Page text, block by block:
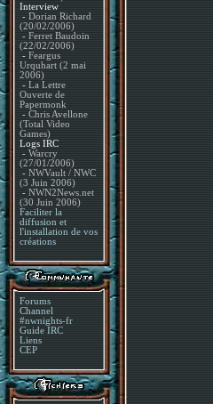
Interview
- Dorian Richard
(20/02/2006)
- Ferret Baudoin
(22/02/2006)
- Feargus
Urquhart (2 mai
2006)
- La Lettre
Ouverte de
Papermonk
- Chris Avellone
(Total Video
Games)
Logs IRC
- Warcry
(27/01/2006)
- NWVault / NWC
(3 Juin 2006)
- NWN2News.net
(30 Juin 2006)
Faciliter la
diffusion et
l'installation de vos
créations
Forums
Channel
#nwnights-fr
Guide IRC
Liens
CEP